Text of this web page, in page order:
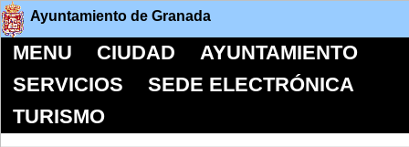
Ayuntamiento de Granada
MENU CIUDAD
AYUNTAMIENTO
SERVICIOS
SEDE ELECTRÓNICA
TURISMO